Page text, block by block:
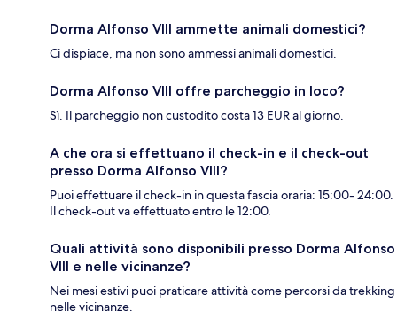
Dorma Alfonso VIII ammette animali domestici?
Ci dispiace, ma non sono ammessi animali domestici.
Dorma Alfonso VIII offre parcheggio in loco?
Sì. Il parcheggio non custodito costa 13 EUR al giorno.
A che ora si effettuano il check-in e il check-out
presso Dorma Alfonso VIII?
Puoi effettuare il check-in in questa fascia oraria: 15:00- 24:00.
Il check-out va effettuato entro le 12:00.
Quali attività sono disponibili presso Dorma Alfonso
VIII e nelle vicinanze?
Nei mesi estivi puoi praticare attività come percorsi da trekking
nelle vicinanze.